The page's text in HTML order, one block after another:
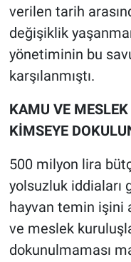
verilen tarih
değişiklik
yönetiminin bu
karşılanmıştı.
KAMU VE
KİMSEYE
500 milyon lira
yolsuzluk iddiaları
hayvan temin işini
ve meslek
dokunulmaması